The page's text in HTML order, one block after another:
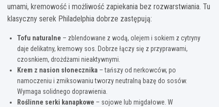
umami, kremowość i możliwość zapiekania bez rozwarstwiania. Tu
klasyczny serek Philadelphia dobrze zastępują:
Tofu naturalne – zblendowane z wodą, olejem i sokiem z cytryny
daje delikatny, kremowy sos. Dobrze łączy się z przyprawami,
czosnkiem, drożdżami nieaktywnymi.
Krem z nasion słonecznika – tańszy od nerkowców, po
namoczeniu i zmiksowaniu tworzy neutralną bazę do sosów.
Wymaga solidnego doprawienia.
Roślinne serki kanapkowe – sojowe lub migdałowe. W